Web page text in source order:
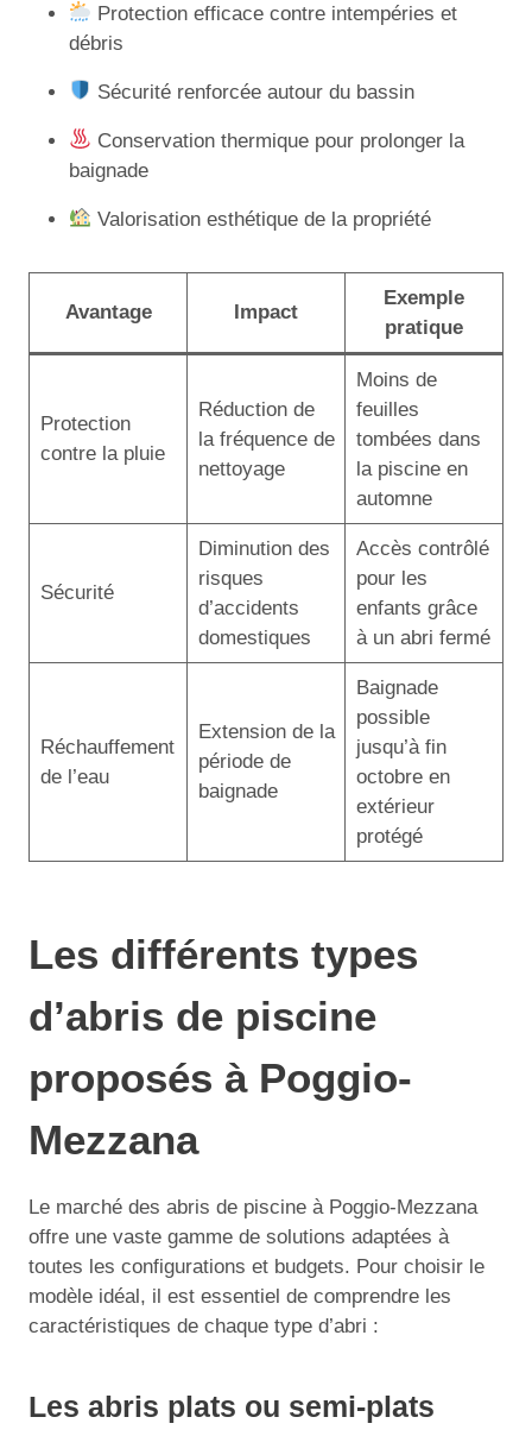
Protection efficace contre intempéries et
débris
Sécurité renforcée autour du bassin
Conservation thermique pour prolonger la
baignade
Valorisation esthétique de la propriété
Avantage Impact
Exemple
pratique
Protection
contre la pluie
Réduction de
la fréquence de
nettoyage
Moins de
feuilles
tombées dans
la piscine en
automne
Sécurité
Diminution des
risques
d’accidents
domestiques
Accès contrôlé
pour les
enfants grâce
à un abri fermé
Réchauffement
de l’eau
Extension de la
période de
baignade
Baignade
possible
jusqu’à fin
octobre en
extérieur
protégé
Les différents types
d’abris de piscine
proposés à Poggio-
Mezzana
Le marché des abris de piscine à Poggio-Mezzana
offre une vaste gamme de solutions adaptées à
toutes les configurations et budgets. Pour choisir le
modèle idéal, il est essentiel de comprendre les
caractéristiques de chaque type d’abri :
Les abris plats ou semi-plats